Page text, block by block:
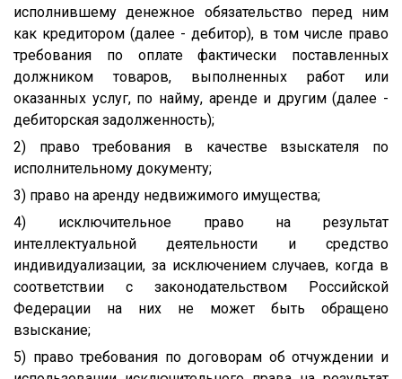
исполнившему денежное обязательство перед ним
как кредитором (далее - дебитор), в том числе право
требования по оплате фактически поставленных
должником товаров, выполненных работ или
оказанных услуг, по найму, аренде и другим (далее -
дебиторская задолженность);
2) право требования в качестве взыскателя по
исполнительному документу;
3) право на аренду недвижимого имущества;
4) исключительное право на результат
интеллектуальной деятельности и средство
индивидуализации, за исключением случаев, когда в
соответствии с законодательством Российской
Федерации на них не может быть обращено
взыскание;
5) право требования по договорам об отчуждении и